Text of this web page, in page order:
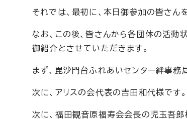
それでは、最初に、本日御参加の皆さん
なお、この後、皆さんから各団体の活
御紹介とさせていただきます。
まず、毘沙門台ふれあいセンター絆事務
次に、アリスの会代表の吉田和代様です。
次に、福田観音原福寿会会長の児玉吾郎